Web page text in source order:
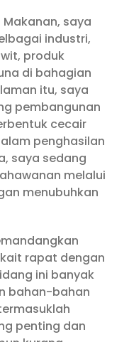
saya
industri,
produk
di bahagian
itu, saya
pembangunan
cecair
penghasilan
saya sedang
melalui
menubuhkan
rapat dengan
ini banyak
bahan-bahan
penting dan